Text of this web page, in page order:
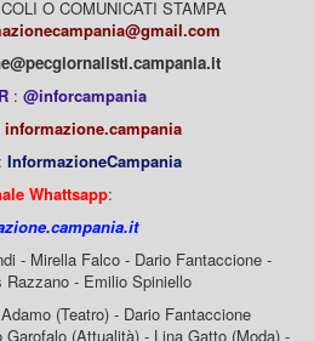
O COMUNICATI STAMPA
: @inforcampania
informazione.campania
: InformazioneCampania
Whattsapp:
- Mirella Falco - Dario Fantaccione -
Razzano - Emilio Spiniello
(Teatro) - Dario Fantaccione
(Attualità) - Lina Gatto (Moda) -